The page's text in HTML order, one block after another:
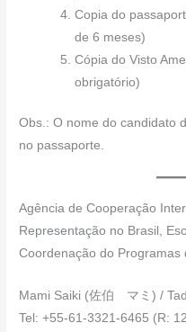
Copia do
de 6 meses)
Cópia do Visto
obrigatório)
Obs.: O nome do candidato
no passaporte.
Agência de Cooperação
Representação no Brasil,
Coordenação do Programas
Mami Saiki (佐伯 マミ) /
Tel: +55-61-3321-6465 (R: